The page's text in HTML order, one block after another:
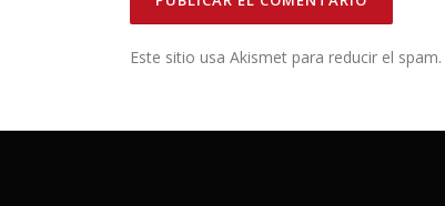
Este sitio usa Akismet para reducir el spam.